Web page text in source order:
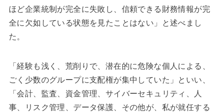
ほど企業統制が完全に失敗し、信頼できる財務情報が完
全に欠如している状態を見たことはない」と述べまし
た。
「経験も浅く、荒削りで、潜在的に危険な個人による、
ごく少数のグループに支配権が集中していた」といい、
「会計、監査、資金管理、サイバーセキュリティ、人
事、リスク管理、データ保護、その他が、私が就任する